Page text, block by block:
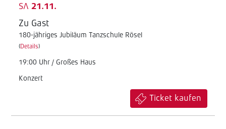
SA 21.11.
Zu Gast
180-jähriges Jubiläum Tanzschule Rösel
(Details)
19:00 Uhr / Großes Haus
Konzert
Ticket kaufen